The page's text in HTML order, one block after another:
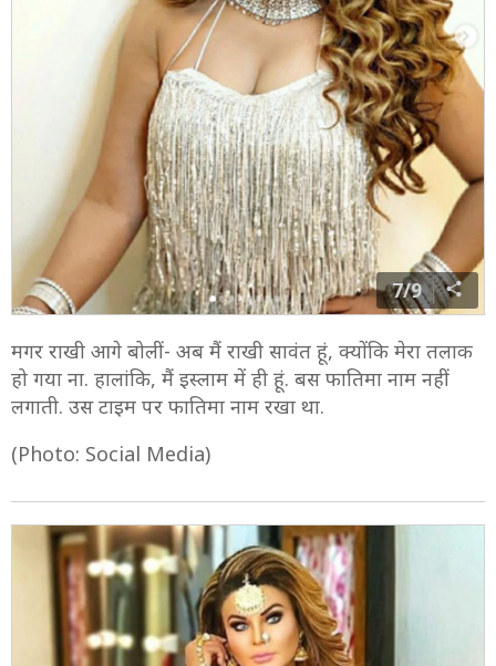
7/9
मगर राखी आगे बोलीं- अब मैं राखी सावंत हूं, क्योंकि मेरा तलाक
हो गया ना. हालांकि, मैं इस्लाम में ही हूं. बस फातिमा नाम नहीं
लगाती. उस टाइम पर फातिमा नाम रखा था.
(Photo: Social Media)